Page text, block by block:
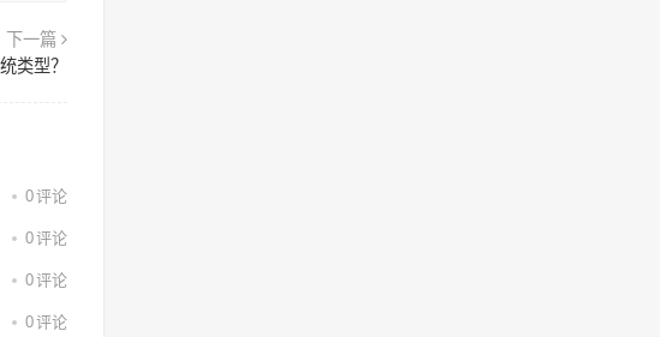
下一篇
类型？
0评论
0评论
0评论
0评论